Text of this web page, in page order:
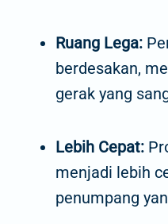
Ruang Lega:
berdesakan,
gerak yang
Lebih Cepat:
menjadi lebih
penumpang